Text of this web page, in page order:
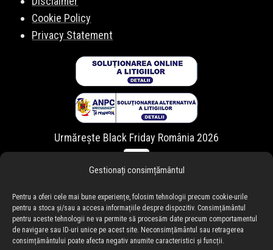
Gestionați consimțământul
Pentru a oferi cele mai bune experiențe, folosim tehnologii precum cookie-urile
pentru a stoca și/sau a accesa informațiile despre dispozitiv. Consimțământul
pentru aceste tehnologii ne va permite să procesăm date precum comportamentul
de navigare sau ID-uri unice pe acest site. Neconsimțământul sau retragerea
consimțământului poate afecta negativ anumite caracteristici și funcții.
Cookie Policy
Privacy Statement
Urmărește Black Friday România 2026